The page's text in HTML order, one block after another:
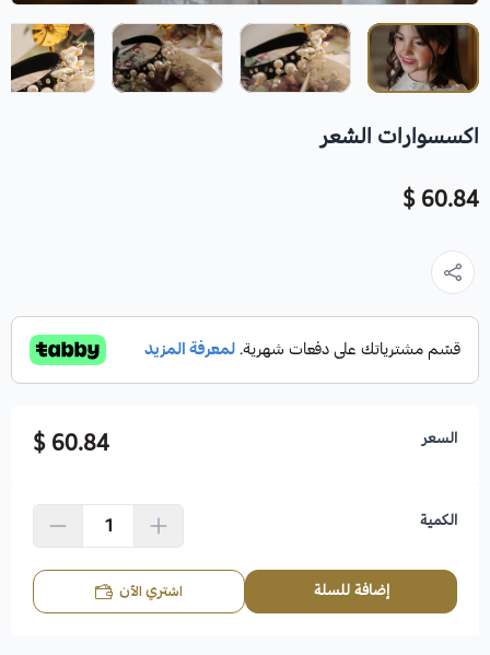
اكسسوارات الشعر
60.84 $
السعر 60.84 $
الكمية
إضافة للسلة اشتري الآن